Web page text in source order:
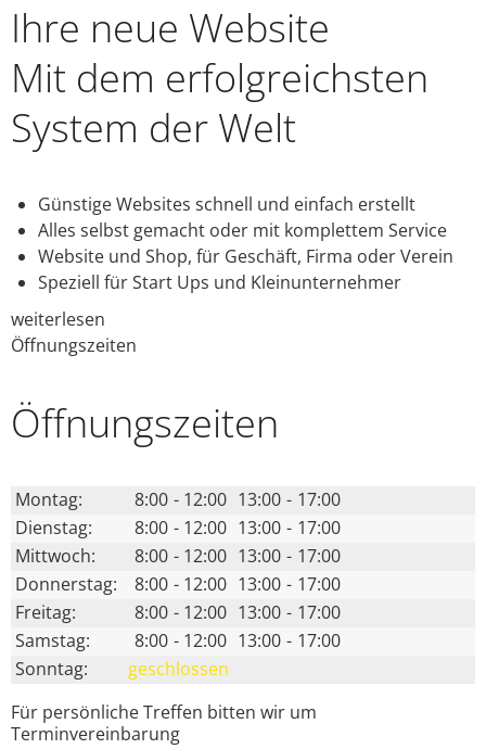
Ihre neue Website
Mit dem erfolgreichsten
System der Welt
Günstige Websites schnell und einfach erstellt
Alles selbst gemacht oder mit komplettem Service
Website und Shop, für Geschäft, Firma oder Verein
Speziell für Start Ups und Kleinunternehmer
weiterlesen
Öffnungszeiten
Öffnungs­zeiten
Montag: 8:00 - 12:00 13:00 - 17:00
Dienstag:
8:00 - 12:00 13:00 - 17:00
Mittwoch:
8:00 - 12:00 13:00 - 17:00
Donnerstag:
8:00 - 12:00 13:00 - 17:00
Freitag:
8:00 - 12:00 13:00 - 17:00
Samstag:
8:00 - 12:00 13:00 - 17:00
Sonntag:
geschlossen
Für persönliche Treffen bitten wir um
Terminvereinbarung